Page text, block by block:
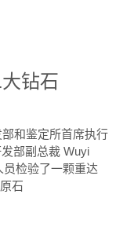
钻石
和鉴定所首席执行
部副总裁 Wuyi
员检验了一颗重达
石